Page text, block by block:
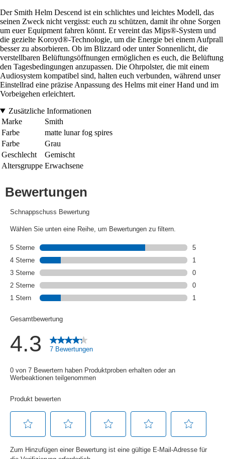
Der Smith Helm Descend ist ein schlichtes und leichtes Modell, das
seinen Zweck nicht vergisst: euch zu schützen, damit ihr ohne Sorgen
um euer Equipment fahren könnt. Er vereint das Mips®-System und
die gezielte Koroyd®-Technologie, um die Energie bei einem Aufprall
besser zu absorbieren. Ob im Blizzard oder unter Sonnenlicht, die
verstellbaren Belüftungsöffnungen ermöglichen es euch, die Belüftung
den Tagesbedingungen anzupassen. Die Ohrpolster, die mit einem
Audiosystem kompatibel sind, halten euch verbunden, während unser
Einstellrad eine präzise Anpassung des Helms mit einer Hand und im
Vorbeigehen erleichtert.
Zusätzliche Informationen
Marke
Smith
Farbe
matte lunar fog spires
Farbe
Grau
Geschlecht
Gemischt
Altersgruppe Erwachsene